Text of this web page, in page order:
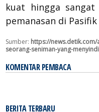
kuat hingga
pemanasan di
Sumber: https://
seorang-seniman-yang-
KOMENTAR PEMBACA
BERITA TERBARU